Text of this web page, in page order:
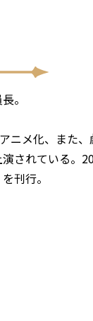
。
ニメ化、また、
されている。
刊行。